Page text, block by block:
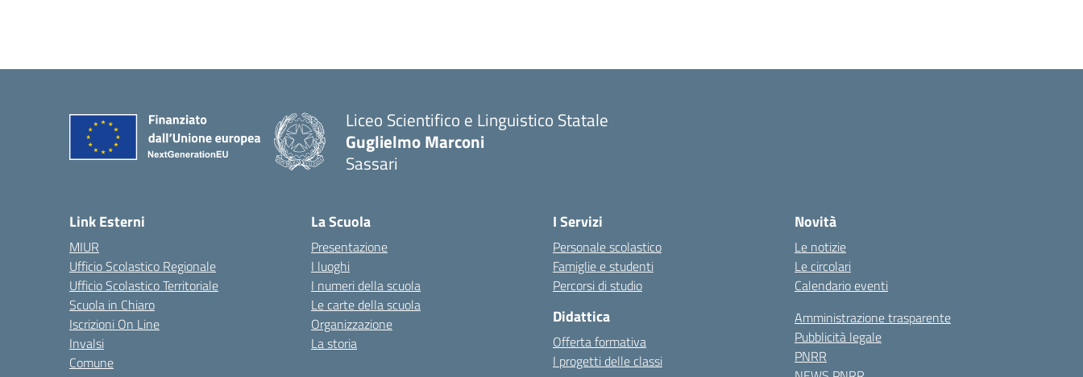
Liceo Scientifico e Linguistico Statale
Guglielmo Marconi
Sassari
Link Esterni
MIUR
Ufficio Scolastico Regionale
Ufficio Scolastico Territoriale
Scuola in Chiaro
Iscrizioni On Line
Invalsi
Comune
La Scuola
Presentazione
I luoghi
I numeri della scuola
Le carte della scuola
Organizzazione
La storia
I Servizi
Personale scolastico
Famiglie e studenti
Percorsi di studio
Didattica
Offerta formativa
I progetti delle classi
Novità
Le notizie
Le circolari
Calendario eventi
Amministrazione trasparente
Pubblicità legale
PNRR